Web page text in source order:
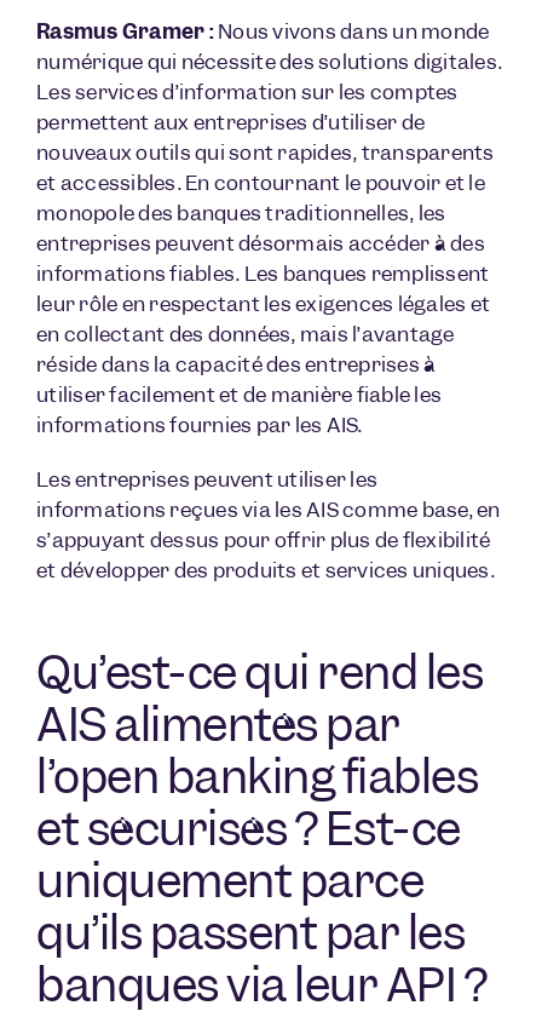
Rasmus Gramer :Nous vivons dans un monde
numérique qui nécessite des solutions digitales.
Les services d’information sur les comptes
permettent aux entreprises d’utiliser de
nouveaux outils qui sont rapides, transparents
et accessibles. En contournant le pouvoir et le
monopole des banques traditionnelles, les
entreprises peuvent désormais accéder à des
informations fiables. Les banques remplissent
leur rôle en respectant les exigences légales et
en collectant des données, mais l’avantage
réside dans la capacité des entreprises à
utiliser facilement et de manière fiable les
informations fournies par les AIS.
Les entreprises peuvent utiliser les
informations reçues via les AIS comme base, en
s’appuyant dessus pour offrir plus de flexibilité
et développer des produits et services uniques.
Qu’est-ce qui rend les
AIS alimentés par
l’open banking fiables
et sécurisés ? Est-ce
uniquement parce
qu’ils passent par les
banques via leur API ?